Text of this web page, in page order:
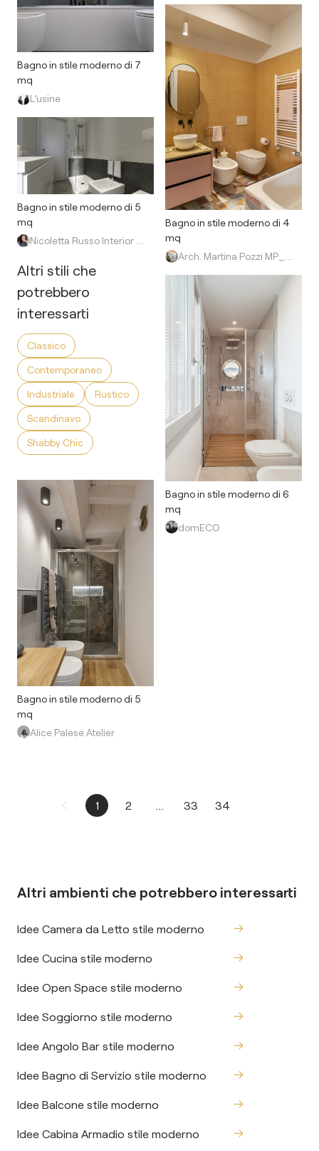
Bagno in stile moderno di 7
mq
L’usine
Bagno in stile moderno di 5
mq
Altri stili che
potrebbero
interessarti
Classico
Contemporaneo
Industriale
Rustico
Scandinavo
Shabby Chic
Bagno in stile moderno di 5
mq
Alice Palese Atelier
Bagno in stile moderno di 4
mq
Bagno in stile moderno di 6
mq
domECO
1 2 33 34
Altri ambienti che potrebbero interessarti
Idee Camera da Letto stile moderno
Idee Cucina stile moderno
Idee Open Space stile moderno
Idee Soggiorno stile moderno
Idee Angolo Bar stile moderno
Idee Bagno di Servizio stile moderno
Idee Balcone stile moderno
Idee Cabina Armadio stile moderno